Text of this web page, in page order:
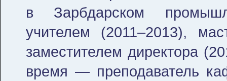
в Зарбдарском
учителем (2011–2013),
заместителем директора
время — преподаватель